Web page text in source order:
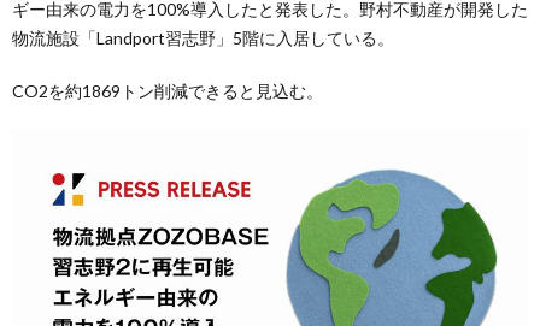
ギー由来の電力を100%導入したと発表した。野村不動産が開発した
物流施設「Landport習志野」5階に入居している。
CO2を約1869トン削減できると見込む。